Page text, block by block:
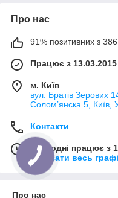
Про нас
91% позитивних з 386
Працює з 13.03.2015
м. Київ
вул. Братів Зерових
Соломʼянска 5, Київ,
Контакти
Сьогодні працює з
Показати весь
Про нас